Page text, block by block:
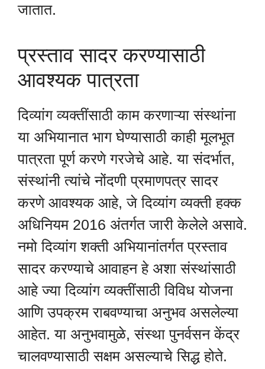
जातात.
प्रस्ताव सादर करण्यासाठी
आवश्यक पात्रता
दिव्यांग व्यक्तींसाठी काम करणाऱ्या संस्थांना
या अभियानात भाग घेण्यासाठी काही मूलभूत
पात्रता पूर्ण करणे गरजेचे आहे. या संदर्भात,
संस्थांनी त्यांचे नोंदणी प्रमाणपत्र सादर
करणे आवश्यक आहे, जे दिव्यांग व्यक्ती हक्क
अधिनियम 2016 अंतर्गत जारी केलेले असावे.
नमो दिव्यांग शक्ती अभियानांतर्गत प्रस्ताव
सादर करण्याचे आवाहन हे अशा संस्थांसाठी
आहे ज्या दिव्यांग व्यक्तींसाठी विविध योजना
आणि उपक्रम राबवण्याचा अनुभव असलेल्या
आहेत. या अनुभवामुळे, संस्था पुनर्वसन केंद्र
चालवण्यासाठी सक्षम असल्याचे सिद्ध होते.